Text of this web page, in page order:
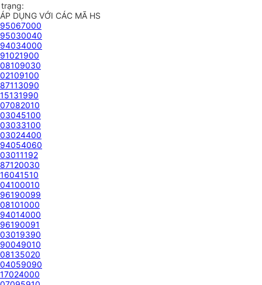
ÁP DỤNG VỚI CÁC MÃ HS
95067000
95030040
94034000
91021900
08109030
02109100
87113090
15131990
07082010
03045100
03033100
03024400
94054060
03011192
87120030
16041510
04100010
96190099
08101000
94014000
96190091
03019390
90049010
08135020
04059090
17024000